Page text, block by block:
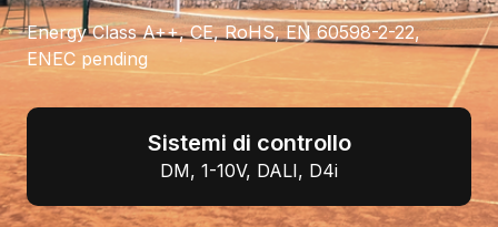
Energy Class A++, CE, RoHS, EN 60598-2-22,
ENEC pending
Sistemi di controllo
DM, 1-10V, DALI, D4i